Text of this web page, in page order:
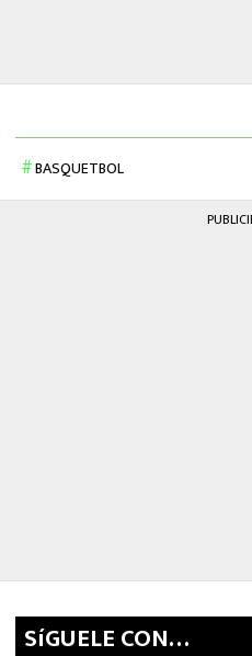
BASQUETBOL
SíGUELE CON…